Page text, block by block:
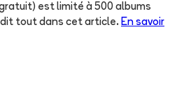
est limité à 500 albums
dit tout dans cet article. En savoir